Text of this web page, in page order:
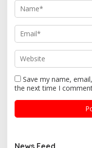
Save my name,
the next time I